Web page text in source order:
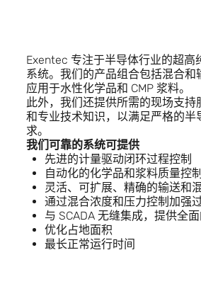
Exentec 专注于半导体行业的超高
系统。我们的产品组合包括混合和
应用于水性化学品和 CMP 浆料。
此外，我们还提供所需的现场支持
和专业技术知识，以满足严格的半
求。
我们可靠的系统可提供
先进的计量驱动闭环过程控制
自动化的化学品和浆料质量控制
灵活、可扩展、精确的输送和
通过混合浓度和压力控制加强
与 SCADA 无缝集成，提供全
优化占地面积
最长正常运行时间